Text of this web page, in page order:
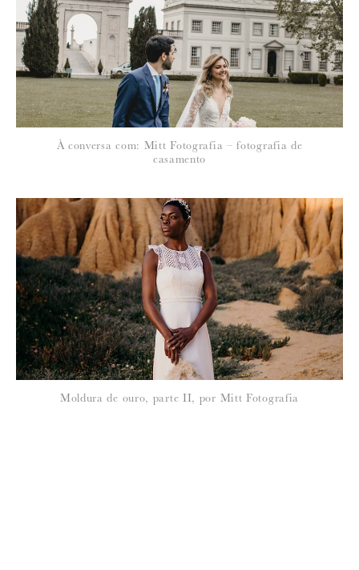
À conversa com: Mitt Fotografia – fotografia de
casamento
Moldura de ouro, parte II, por Mitt Fotografia